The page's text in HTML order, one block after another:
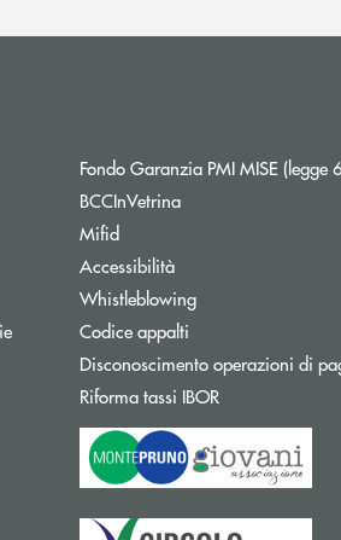
nuova finestra
Fondo Garanzia PMI MISE
BCCInVetrina
Mifid
Accessibilità
Whistleblowing
Codice appalti
Disconoscimento operazioni di
Riforma tassi IBORApre una nuova